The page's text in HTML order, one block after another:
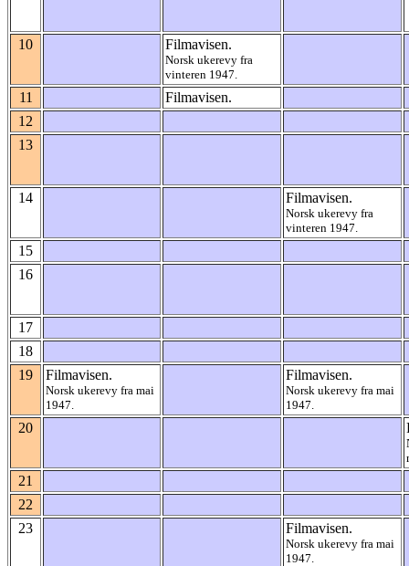
10 Filmavisen.
Norsk ukerevy fra
vinteren 1947.
11
Filmavisen.
12
13
14 Filmavisen.
Norsk ukerevy fra
vinteren 1947.
15
16
17
18
19
Filmavisen.
Norsk ukerevy fra mai
1947.
Filmavisen.
Norsk ukerevy fra mai
1947.
20
21
22
23
Filmavisen.
Norsk ukerevy fra mai
1947.